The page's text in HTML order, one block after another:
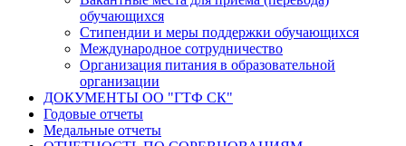
обучающихся
Стипендии и меры поддержки обучающихся
Международное сотрудничество
Организация питания в образовательной
организации
ДОКУМЕНТЫ ОО "ГТФ СК"
Годовые отчеты
Медальные отчеты